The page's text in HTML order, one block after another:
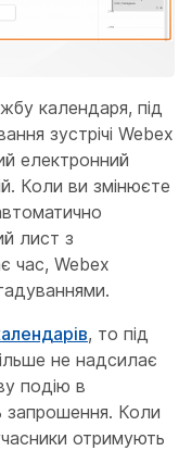
календаря, під
зустрічі Webex
електронний
Коли ви змінюєте
лист з
час, Webex
, то під
не надсилає
подію в
запрошення. Коли
отримують